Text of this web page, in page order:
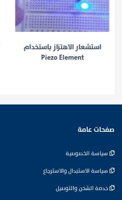
استشعار الاهتزاز باستخدام
Piezo Element
صفحات عامة
سياسة الخصوصية
سياسة الاستبدال والاسترجاع
خدمة الشحن والتوصيل